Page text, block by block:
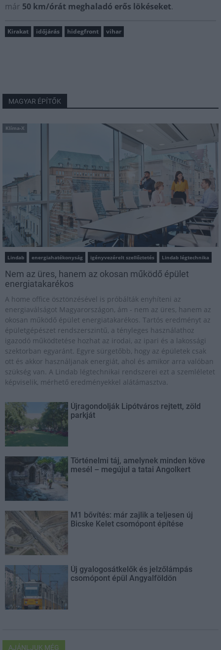
már 50 km/órát meghaladó erős lökéseket.
Kirakat időjárás hidegfront vihar
MAGYAR ÉPÍTŐK
Klíma-X
Lindab energiahatékonyság igényvezérelt szellőztetés Lindab légtechnika
Nem az üres, hanem az okosan működő épület
energiatakarékos
A home office ösztönzésével is próbálták enyhíteni az
energiaválságot Magyarországon, ám - nem az üres, hanem az
okosan működő épület energiatakarékos. Tartós eredményt az
épületgépészet rendszerszintű, a tényleges használathoz
igazodó működtetése hozhat az irodai, az ipari és a lakossági
szektorban egyaránt. Egyre sürgetőbb, hogy az épületek csak
ott és akkor használjanak energiát, ahol és amikor arra valóban
szükség van. A Lindab légtechnikai rendszerei ezt a szemléletet
képviselik, mérhető eredményekkel alátámasztva.
Újragondolják Lipótváros rejtett, zöld
parkját
Történelmi táj, amelynek minden köve
mesél – megújul a tatai Angolkert
M1 bővítés: már zajlik a teljesen új
Bicske Kelet csomópont építése
Új gyalogosátkelők és jelzőlámpás
csomópont épül Angyalföldön
AJÁNLJUK MÉG